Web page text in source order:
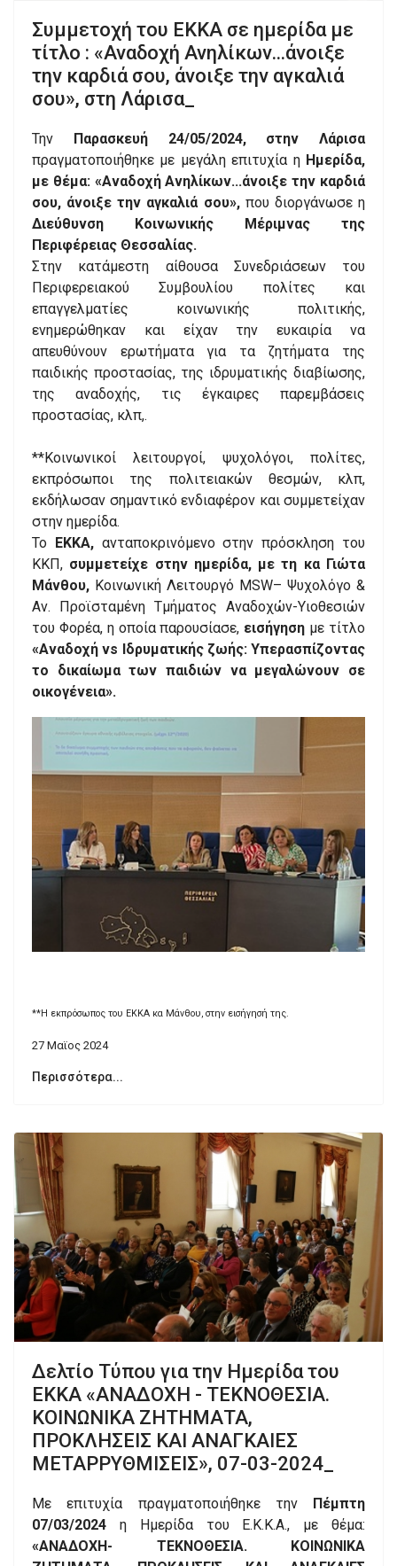
Συμμετοχή του ΕΚΚΑ σε ημερίδα με
τίτλο : «Αναδοχή Ανηλίκων...άνοιξε
την καρδιά σου, άνοιξε την αγκαλιά
σου», στη Λάρισα_
Την Παρασκευή 24/05/2024, στην Λάρισα
πραγματοποιήθηκε με μεγάλη επιτυχία η Ημερίδα,
με θέμα: «Αναδοχή Ανηλίκων...άνοιξε την καρδιά
σου, άνοιξε την αγκαλιά σου»,που διοργάνωσε η
Διεύθυνση Κοινωνικής Μέριμνας της
Περιφέρειας Θεσσαλίας.
Στην κατάμεστη αίθουσα Συνεδριάσεων του
Περιφερειακού Συμβουλίου πολίτες και
επαγγελματίες κοινωνικής πολιτικής,
ενημερώθηκαν και είχαν την ευκαιρία να
απευθύνουν ερωτήματα για τα ζητήματα της
παιδικής προστασίας, της ιδρυματικής διαβίωσης,
της αναδοχής, τις έγκαιρες παρεμβάσεις
προστασίας, κλπ,.
**Κοινωνικοί λειτουργοί, ψυχολόγοι, πολίτες,
εκπρόσωποι της πολιτειακών θεσμών, κλπ,
εκδήλωσαν σημαντικό ενδιαφέρον και συμμετείχαν
στην ημερίδα.
Το ΕΚΚΑ,ανταποκρινόμενο στην πρόσκληση του
ΚΚΠ, συμμετείχε στην ημερίδα, με τη κα Γιώτα
Μάνθου, Κοινωνική Λειτουργό ΜSW– Ψυχολόγο &
Αν. Προϊσταμένη Τμήματος Αναδοχών-Υιοθεσιών
του Φορέα, η οποία παρουσίασε, εισήγηση με τίτλο
«Αναδοχή vs Ιδρυματικής ζωής: Υπερασπίζοντας
το δικαίωμα των παιδιών να μεγαλώνουν σε
οικογένεια».
**Η εκπρόσωπος του ΕΚΚΑ κα Μάνθου, στην εισήγησή της.
27 Μαϊος 2024
Περισσότερα...
Δελτίο Τύπου για την Ημερίδα του
ΕΚΚΑ «ΑΝΑΔΟΧΗ - ΤΕΚΝΟΘΕΣΙΑ.
ΚΟΙΝΩΝΙΚΑ ΖΗΤΗΜΑΤΑ,
ΠΡΟΚΛΗΣΕΙΣ ΚΑΙ ΑΝΑΓΚΑΙΕΣ
ΜΕΤΑΡΡΥΘΜΙΣΕΙΣ», 07-03-2024_
Με επιτυχία πραγματοποιήθηκε την Πέμπτη
07/03/2024 η Ημερίδα του Ε.Κ.Κ.Α., με θέμα:
«ΑΝΑΔΟΧΗ- ΤΕΚΝΟΘΕΣΙΑ. ΚΟΙΝΩΝΙΚΑ